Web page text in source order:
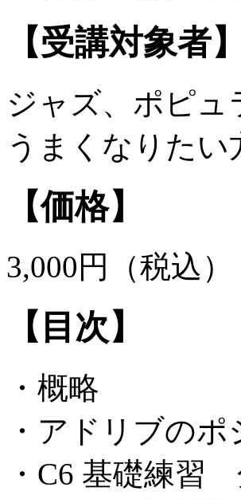
【受講対象者】
ジャズ、ポピ
うまくなりたい
【価格】
3,000円（税込）
【目次】
・概略
・アドリブの
・C6 基礎練習